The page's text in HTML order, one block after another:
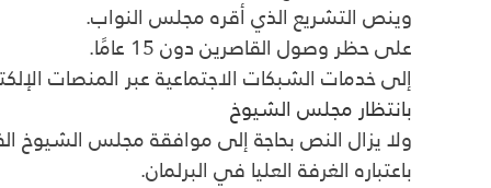
وينص التشريع الذي أقره مجلس النواب.
على حظر وصول القاصرين دون 15 عامًا.
إلى خدمات الشبكات الاجتماعية عبر المنصات
بانتظار مجلس الشيوخ
ولا يزال النص بحاجة إلى موافقة مجلس الشيوخ
باعتباره الغرفة العليا في البرلمان.